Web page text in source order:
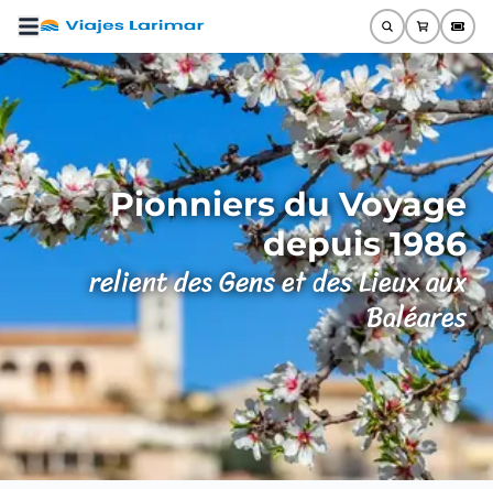
Pionniers du Voyage
depuis 1986
relient des Gens et des Lieux aux
Baléares